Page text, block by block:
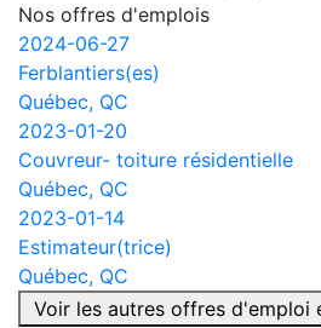
Nos offres d'emplois
2024-06-27
Ferblantiers(es)
Québec, QC
2023-01-20
Couvreur- toiture résidentielle
Québec, QC
2023-01-14
Estimateur(trice)
Québec, QC
Voir les autres offres d'emploi